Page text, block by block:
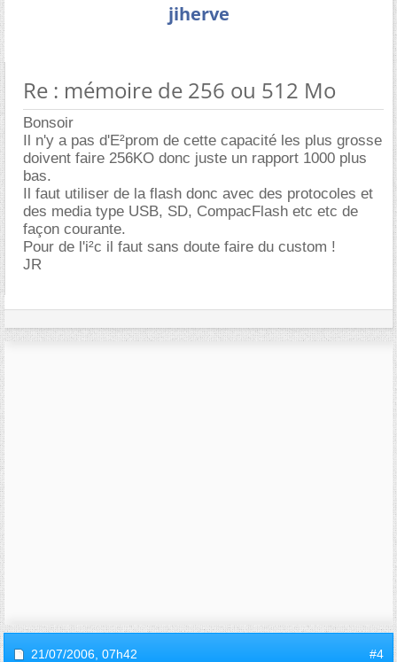
jiherve
Re : mémoire de 256 ou 512 Mo
Bonsoir
Il n'y a pas d'E²prom de cette capacité les plus grosse
doivent faire 256KO donc juste un rapport 1000 plus
bas.
Il faut utiliser de la flash donc avec des protocoles et
des media type USB, SD, CompacFlash etc etc de
façon courante.
Pour de l'i²c il faut sans doute faire du custom !
JR
21/07/2006, 07h42 #4